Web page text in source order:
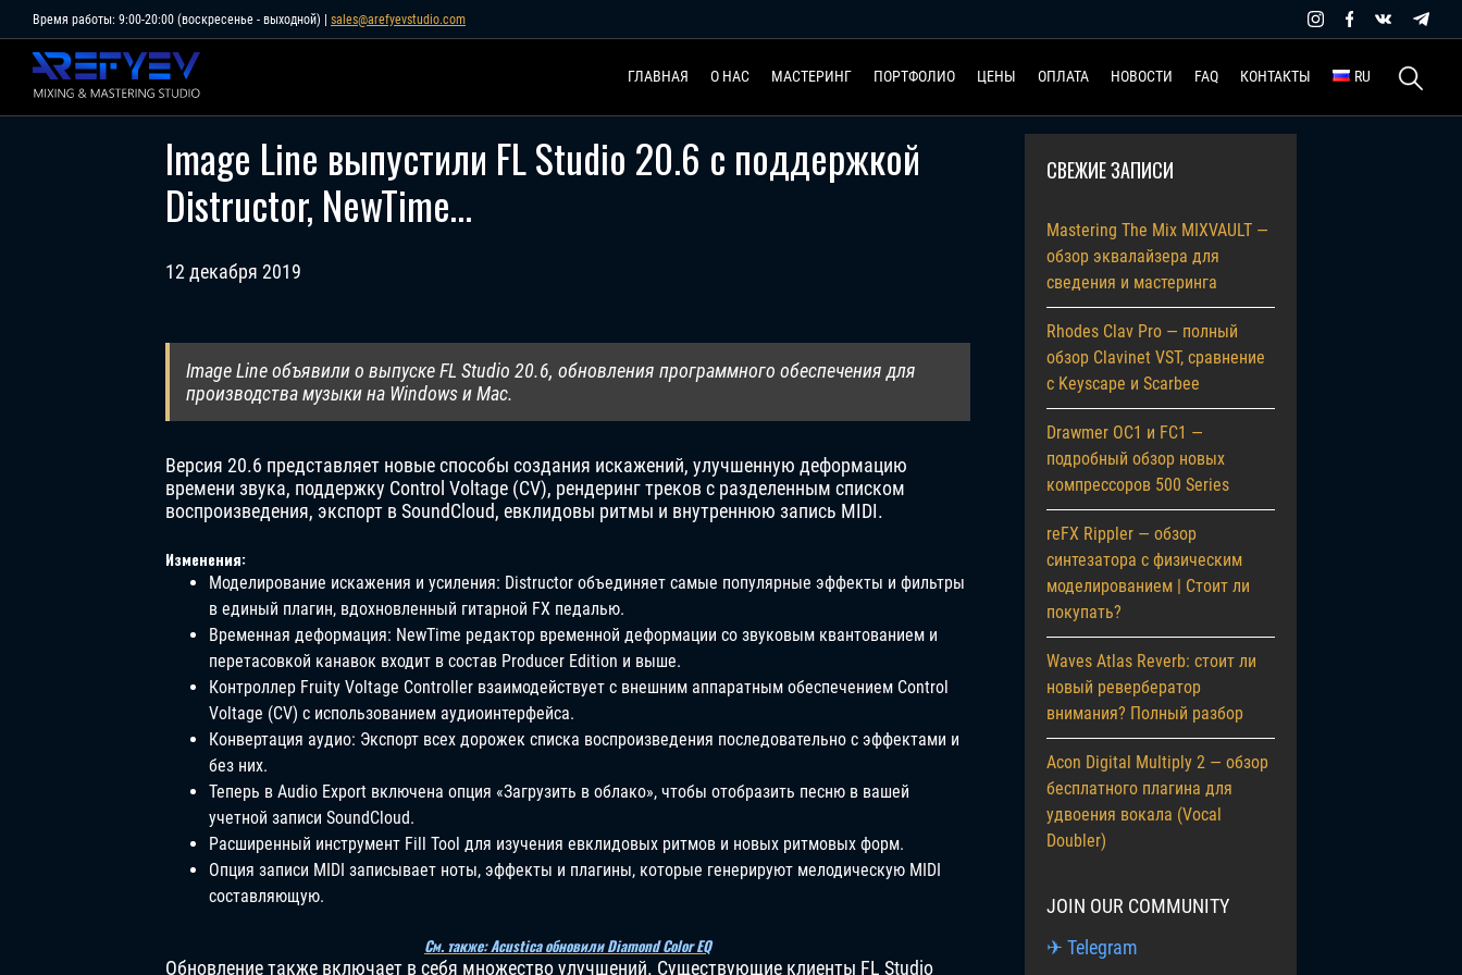
to
content
Время работы: 9:00-20:00 (воскресенье - выходной) | sales@arefyevstudio.com
ГЛАВНАЯ О НАС МАСТЕРИНГ ПОРТФОЛИО ЦЕНЫ ОПЛАТА НОВОСТИ FAQ КОНТАКТЫ RU Найти:
Image Line выпустили FL Studio 20.6 с поддержкой
Distructor, NewTime…
12 декабря 2019
Image Line объявили о выпуске FL Studio 20.6, обновления программного обеспечения для
производства музыки на Windows и Mac.
Версия 20.6 представляет новые способы создания искажений, улучшенную деформацию
времени звука, поддержку Control Voltage (CV), рендеринг треков с разделенным списком
воспроизведения, экспорт в SoundCloud, евклидовы ритмы и внутреннюю запись MIDI.
Изменения:
Моделирование искажения и усиления: Distructor объединяет самые популярные эффекты и фильтры
в единый плагин, вдохновленный гитарной FX педалью.
Временная деформация: NewTime редактор временной деформации со звуковым квантованием и
перетасовкой канавок входит в состав Producer Edition и выше.
Контроллер Fruity Voltage Controller взаимодействует с внешним аппаратным обеспечением Control
Voltage (CV) с использованием аудиоинтерфейса.
Конвертация аудио: Экспорт всех дорожек списка воспроизведения последовательно с эффектами и
без них.
Теперь в Audio Export включена опция «Загрузить в облако», чтобы отобразить песню в вашей
учетной записи SoundCloud.
Расширенный инструмент Fill Tool для изучения евклидовых ритмов и новых ритмовых форм.
Опция записи MIDI записывает ноты, эффекты и плагины, которые генерируют мелодическую MIDI
составляющую.
См. также: Acustica обновили Diamond Color EQ
Обновление также включает в себя множество улучшений. Существующие клиенты FL Studio
СВЕЖИЕ ЗАПИСИ
Mastering The Mix MIXVAULT —
обзор эквалайзера для
сведения и мастеринга
Rhodes Clav Pro — полный
обзор Clavinet VST, сравнение
с Keyscape и Scarbee
Drawmer OC1 и FC1 —
подробный обзор новых
компрессоров 500 Series
reFX Rippler — обзор
синтезатора с физическим
моделированием | Стоит ли
покупать?
Waves Atlas Reverb: стоит ли
новый ревербератор
внимания? Полный разбор
Acon Digital Multiply 2 — обзор
бесплатного плагина для
удвоения вокала (Vocal
Doubler)
JOIN OUR COMMUNITY
✈ Telegram